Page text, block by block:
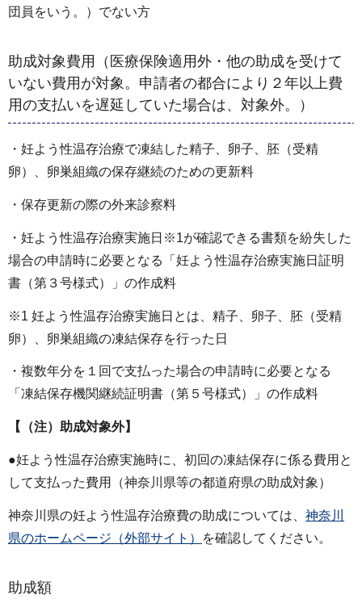
団員をいう。）でない方
助成対象費用（医療保険適用外・他の助成を受けて
いない費用が対象。申請者の都合により２年以上費
用の支払いを遅延していた場合は、対象外。）
・妊よう性温存治療で凍結した精子、卵子、胚（受精
卵）、卵巣組織の保存継続のための更新料
・保存更新の際の外来診察料
・妊よう性温存治療実施日※1が確認できる書類を紛失した
場合の申請時に必要となる「妊よう性温存治療実施日証明
書（第３号様式）」の作成料
※1 妊よう性温存治療実施日とは、精子、卵子、胚（受精
卵）、卵巣組織の凍結保存を行った日
・複数年分を１回で支払った場合の申請時に必要となる
「凍結保存機関継続証明書（第５号様式）」の作成料
【（注）助成対象外】
●妊よう性温存治療実施時に、初回の凍結保存に係る費用と
して支払った費用（神奈川県等の都道府県の助成対象）
神奈川県の妊よう性温存治療費の助成については、 神奈川
県のホームページ（外部サイト）
を確認してください。
助成額